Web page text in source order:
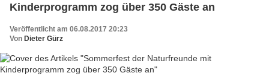
Kinderprogramm zog über 350 Gäste an
Veröffentlicht am 06.08.2017 20:23
Von Dieter Gürz